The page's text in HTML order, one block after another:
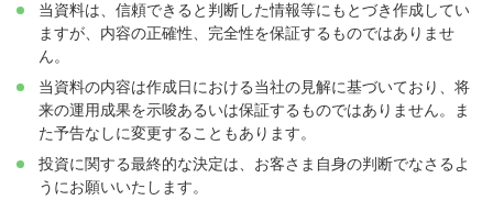
当資料は、信頼できると判断した情報等にもとづき作成してい
ますが、内容の正確性、完全性を保証するものではありませ
ん。
当資料の内容は作成日における当社の見解に基づいており、将
来の運用成果を示唆あるいは保証するものではありません。ま
た予告なしに変更することもあります。
投資に関する最終的な決定は、お客さま自身の判断でなさるよ
うにお願いいたします。